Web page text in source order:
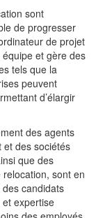
sont
de progresser
de projet
et gère des
tels que la
peuvent
d’élargir
des agents
et des sociétés
que des
sont en
candidats
et expertise